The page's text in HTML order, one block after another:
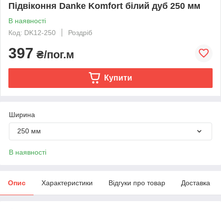
Підвіконня Danke Komfort білий дуб 250 мм
В наявності
Код: DK12-250
Роздріб
397 ₴/пог.м
Купити
Ширина
250 мм
В наявності
Опис Характеристики Відгуки про товар Доставка